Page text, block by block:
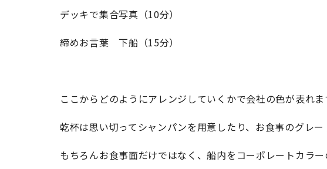
デッキで集合写真（10分）
締めお言葉 下船（15分）
ここからどのようにアレンジしていくかで会社の色が表れま
乾杯は思い切ってシャンパンを用意したり、お食事のグレ
もちろんお食事面だけではなく、船内をコーポレートカラ